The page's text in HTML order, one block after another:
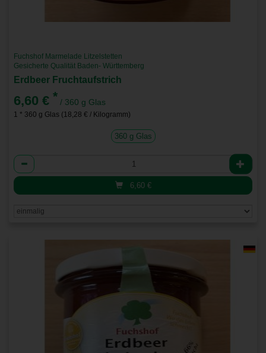
Fuchshof Marmelade Litzelstetten
Gesicherte Qualität Baden- Württemberg
Erdbeer Fruchtaufstrich
6,60 € * / 360 g Glas
1 * 360 g Glas (18,28 € / Kilogramm)
360 g Glas
Anzahl
6,60 €